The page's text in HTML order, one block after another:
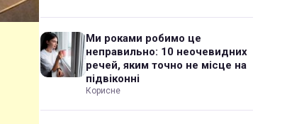
Ми роками робимо це
неправильно: 10 неочевидних
речей, яким точно не місце на
підвіконні
Корисне